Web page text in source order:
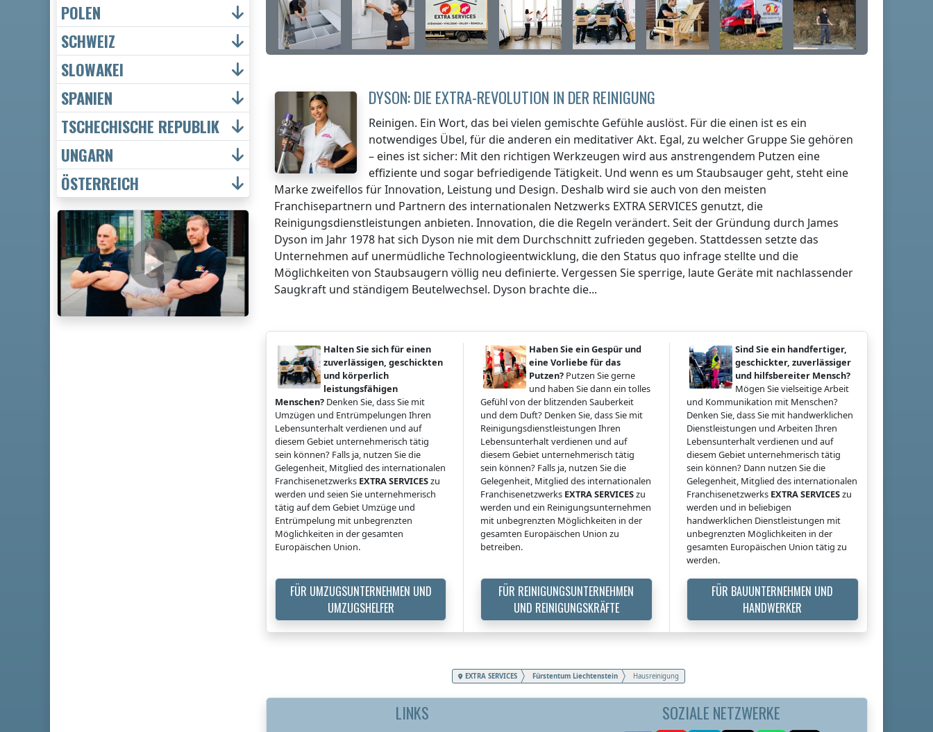
DYSON: DIE EXTRA-REVOLUTION IN DER REINIGUNG
Reinigen. Ein Wort, das bei vielen gemischte Gefühle auslöst. Für die einen ist es ein
notwendiges Übel, für die anderen ein meditativer Akt. Egal, zu welcher Gruppe Sie gehören
– eines ist sicher: Mit den richtigen Werkzeugen wird aus anstrengendem Putzen eine
effiziente und sogar befriedigende Tätigkeit. Und wenn es um Staubsauger geht, steht eine
Marke zweifellos für Innovation, Leistung und Design. Deshalb wird sie auch von den meisten
Franchisepartnern und Partnern des internationalen Netzwerks EXTRA SERVICES genutzt, die
Reinigungsdienstleistungen anbieten. Innovation, die die Regeln verändert. Seit der Gründung durch James
Dyson im Jahr 1978 hat sich Dyson nie mit dem Durchschnitt zufrieden gegeben. Stattdessen setzte das
Unternehmen auf unermüdliche Technologieentwicklung, die den Status quo infrage stellte und die
Möglichkeiten von Staubsaugern völlig neu definierte. Vergessen Sie sperrige, laute Geräte mit nachlassender
Saugkraft und ständigem Beutelwechsel. Dyson brachte die...
Halten Sie sich für einen
zuverlässigen, geschickten
und körperlich
leistungsfähigen
Menschen? Denken Sie, dass Sie mit
Umzügen und Entrümpelungen Ihren
Lebensunterhalt verdienen und auf
diesem Gebiet unternehmerisch tätig
sein können? Falls ja, nutzen Sie die
Gelegenheit, Mitglied des internationalen
Franchisenetzwerks EXTRA SERVICESzu
werden und seien Sie unternehmerisch
tätig auf dem Gebiet Umzüge und
Entrümpelung mit unbegrenzten
Möglichkeiten in der gesamten
Europäischen Union.
FÜR UMZUGSUNTERNEHMEN UND
UMZUGSHELFER
Haben Sie ein Gespür und
eine Vorliebe für das
Putzen? Putzen Sie gerne
und haben Sie dann ein tolles
Gefühl von der blitzenden Sauberkeit
und dem Duft? Denken Sie, dass Sie mit
Reinigungsdienstleistungen Ihren
Lebensunterhalt verdienen und auf
diesem Gebiet unternehmerisch tätig
sein können? Falls ja, nutzen Sie die
Gelegenheit, Mitglied des internationalen
Franchisenetzwerks EXTRA SERVICESzu
werden und ein Reinigungsunternehmen
mit unbegrenzten Möglichkeiten in der
gesamten Europäischen Union zu
betreiben.
FÜR REINIGUNGSUNTERNEHMEN
UND REINIGUNGSKRÄFTE
Sind Sie ein handfertiger,
geschickter, zuverlässiger
und hilfsbereiter Mensch?
Mögen Sie vielseitige Arbeit
und Kommunikation mit Menschen?
Denken Sie, dass Sie mit handwerklichen
Dienstleistungen und Arbeiten Ihren
Lebensunterhalt verdienen und auf
diesem Gebiet unternehmerisch tätig
sein können? Dann nutzen Sie die
Gelegenheit, Mitglied des internationalen
Franchisenetzwerks EXTRA SERVICESzu
werden und in beliebigen
handwerklichen Dienstleistungen mit
unbegrenzten Möglichkeiten in der
gesamten Europäischen Union tätig zu
werden.
FÜR BAUUNTERNEHMEN UND
HANDWERKER
EXTRA SERVICES Fürstentum Liechtenstein Hausreinigung
LINKS SOZIALE NETZWERKE
POLEN
SCHWEIZ
SLOWAKEI
SPANIEN
TSCHECHISCHE REPUBLIK
UNGARN
ÖSTERREICH